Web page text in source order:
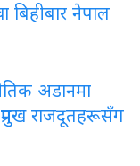
बिहीबार नेपाल
अडानमा
राजदूतहरूसँग